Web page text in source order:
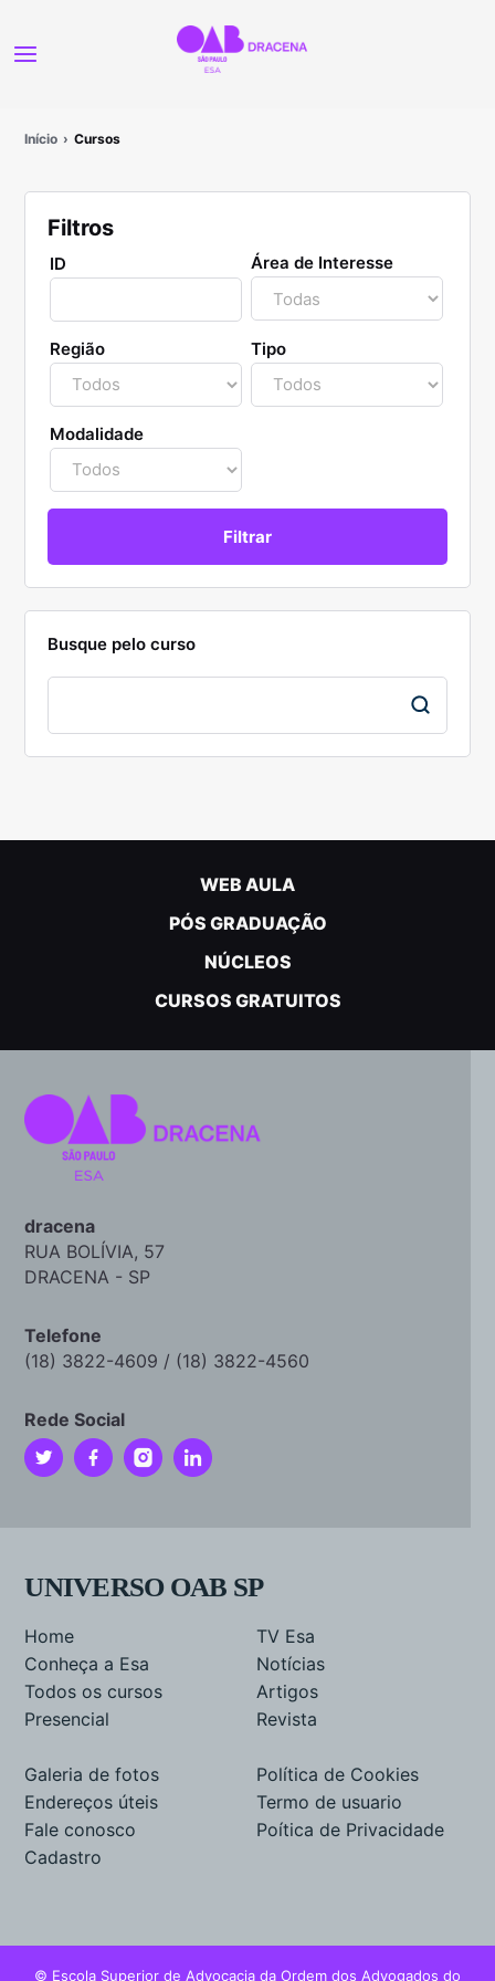
Início Cursos
Filtros
ID Área de Interesse
Região Tipo
Modalidade
Busque pelo curso
WEB AULA
PÓS GRADUAÇÃO
NÚCLEOS
CURSOS GRATUITOS
dracena
RUA BOLÍVIA, 57
DRACENA - SP
Telefone
(18) 3822-4609 / (18) 3822-4560
Rede Social
UNIVERSO OAB SP
Home
Conheça a Esa
Todos os cursos
Presencial
TV Esa
Notícias
Artigos
Revista
Galeria de fotos
Endereços úteis
Fale conosco
Cadastro
Política de Cookies
Termo de usuario
Poítica de Privacidade
© Escola Superior de Advocacia da Ordem dos Advogados do